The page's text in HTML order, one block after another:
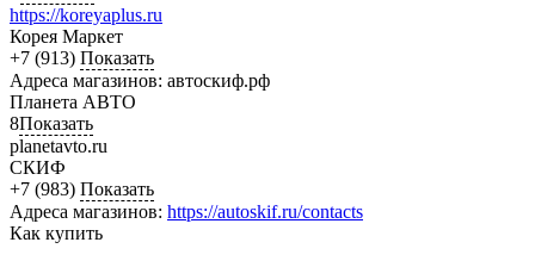
https://koreyaplus.ru
Корея Маркет
+7 (913) Показать
Адреса магазинов: автоскиф.рф
Планета АВТО
8Показать
planetavto.ru
СКИФ
+7 (983) Показать
Адреса магазинов: https://autoskif.ru/contacts
Как купить